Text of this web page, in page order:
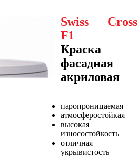
Swiss Cross
F1
Краска
фасадная
акриловая
паропроницаемая
атмосферостойкая
высокая
износостойкость
отличная
укрывистость